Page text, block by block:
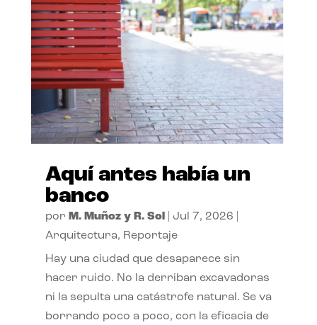
Aquí antes había un
banco
por M. Muñoz y R. Sol Jul 7, 2026
Arquitectura, Reportaje
Hay una ciudad que desaparece sin
hacer ruido. No la derriban excavadoras
ni la sepulta una catástrofe natural. Se va
borrando poco a poco, con la eficacia de